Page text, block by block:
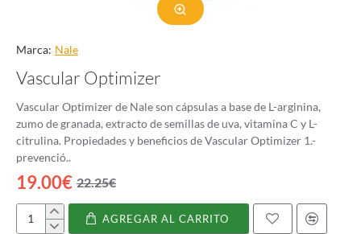
Marca: Nale
Vascular Optimizer
Vascular Optimizer de Nale son cápsulas a base de L-arginina,
zumo de granada, extracto de semillas de uva, vitamina C y L-
citrulina. Propiedades y beneficios de Vascular Optimizer 1.-
prevenció..
19.00€ 22.25€
Vascular
AGREGAR AL CARRITO